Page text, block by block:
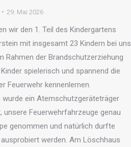
29. Mai 2026
wir den 1. Teil des Kindergartens
mit insgesamt 23 Kindern bei uns
Rahmen der Brandschutzerziehung
spielerisch und spannend die
Feuerwehr kennenlernen.
wurde ein Atemschutzgeräteträger
unsere Feuerwehrfahrzeuge genau
genommen und natürlich durfte
werden. Am Löschhaus